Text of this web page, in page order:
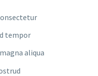
tempor
aliqua